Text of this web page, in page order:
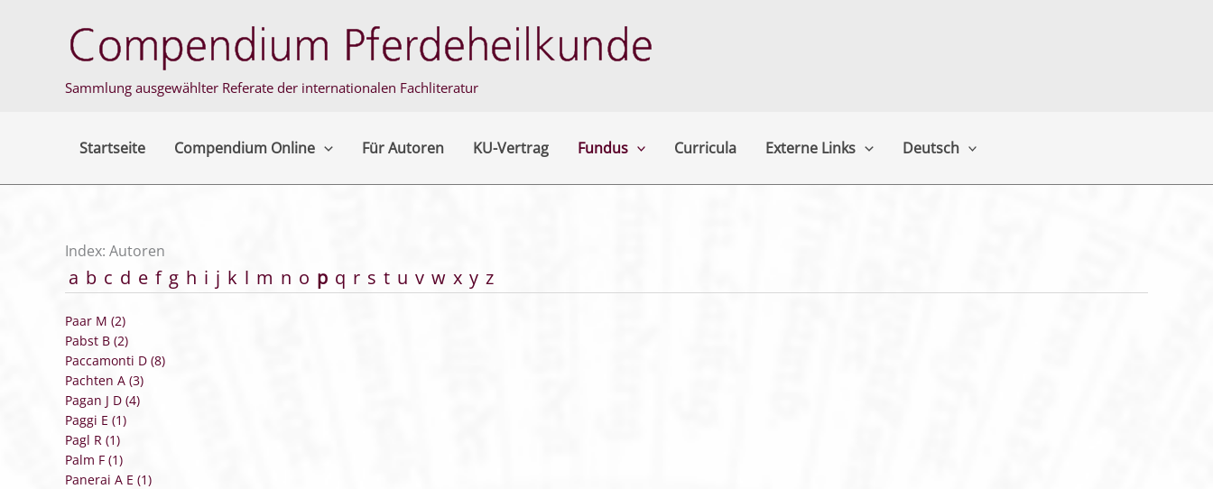
Sammlung ausgewählter Referate der internationalen Fachliteratur
Startseite Compendium Online Für Autoren KU-Vertrag Fundus Curricula Externe Links Deutsch
Index: Autoren
a b c d e f g h i j k l m n o p q r s t u v w x y z
Paar M (2)
Pabst B (2)
Paccamonti D (8)
Pachten A (3)
Pagan J D (4)
Paggi E (1)
Pagl R (1)
Palm F (1)
Panerai A E (1)